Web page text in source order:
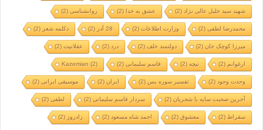
شهید سید خلیل عالی نژاد (2) عشق به خدا (2) روانشناسی(2)
محمدرضا لطفی(2) وزارت اطلاعات(2) 28 آذر (2) دکلمه شعر (2)
میرزا کوچک خان(2) دولتمند خلف(2) درد (2) عقلانیت(2)
ارغوانم (2) نیچه(2) قاسم سلیمانی(2)
Kazemian (2)
وحدت وجود (2) تفسیر سوره یس (2) ایران(2) موسیقی ایرانی(2)
آخرین صحبت سایه با شجریان(2) سردار قاسم سلیمانی(2) لطفی(2)
سقراط (2) معشوق(2) احمد شاه مسعود (2) زادروز (2)